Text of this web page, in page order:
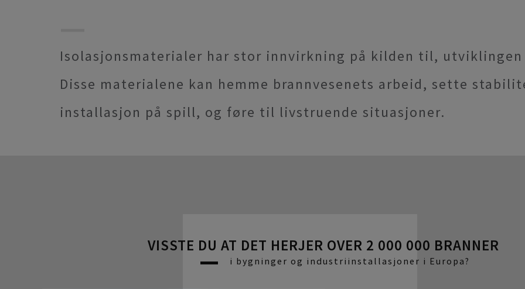
Isolasjonsmaterialer har stor innvirkning på kilden til, utviklingen
Disse materialene kan hemme brannvesenets arbeid, sette
installasjon på spill, og føre til livstruende situasjoner.
VISSTE DU AT DET HERJER OVER 2 000 000 BRANNER
i bygninger og industriinstallasjoner i Europa?